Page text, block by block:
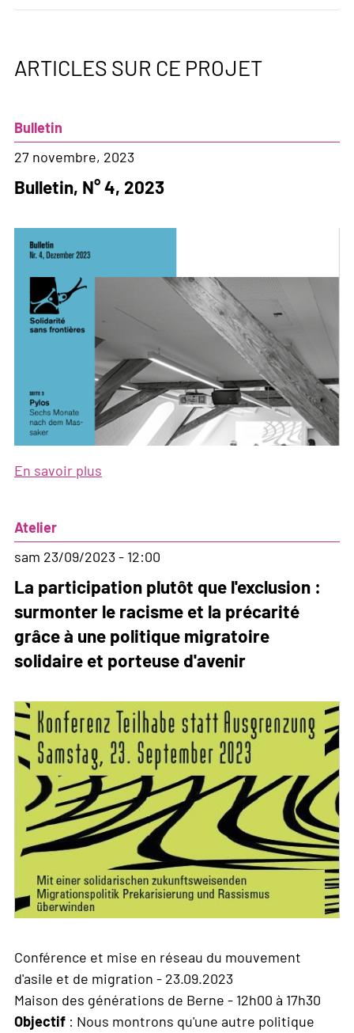
ARTICLES SUR CE PROJET
Bulletin
27 novembre, 2023
Bulletin, N° 4, 2023
En savoir plus
2023
Atelier
sam 23/09/2023 - 12:00
La participation plutôt que l'exclusion :
surmonter le racisme et la précarité
grâce à une politique migratoire
solidaire et porteuse d'avenir
Conférence et mise en réseau du mouvement
d'asile et de migration - 23.09.2023
Maison des générations de Berne - 12h00 à 17h30
Objectif : Nous montrons qu'une autre politique